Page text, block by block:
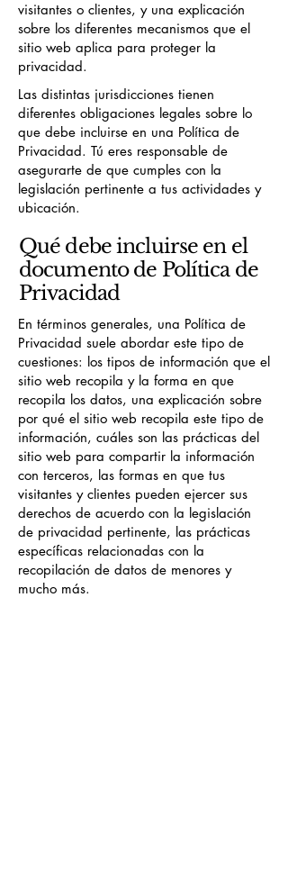
visitantes o clientes, y una explicación
sobre los diferentes mecanismos que el
sitio web aplica para proteger la
privacidad.
Las distintas jurisdicciones tienen
diferentes obligaciones legales sobre lo
que debe incluirse en una Política de
Privacidad. Tú eres responsable de
asegurarte de que cumples con la
legislación pertinente a tus actividades y
ubicación.
Qué debe incluirse en el
documento de Política de
Privacidad
En términos generales, una Política de
Privacidad suele abordar este tipo de
cuestiones: los tipos de información que el
sitio web recopila y la forma en que
recopila los datos, una explicación sobre
por qué el sitio web recopila este tipo de
información, cuáles son las prácticas del
sitio web para compartir la información
con terceros, las formas en que tus
visitantes y clientes pueden ejercer sus
derechos de acuerdo con la legislación
de privacidad pertinente, las prácticas
específicas relacionadas con la
recopilación de datos de menores y
mucho más.